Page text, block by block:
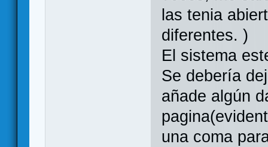
las tenia
diferentes. )
El sistema
Se debería
añade algún
una coma